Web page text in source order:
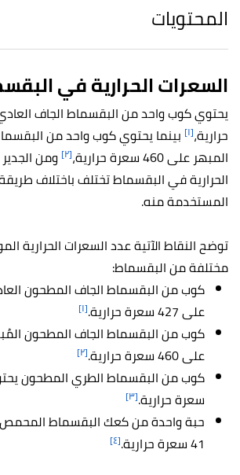
المحتويات
السعرات الحرارية في
حرارية،[١] بينما يحتوي كوب واحد من
المبهر على 460 سعرة حرارية،
[٢]
ومن
الحرارية في البقسماط تختلف باختلاف
المستخدمة منه.
توضح النقاط الآتية عدد السعرات الحرارية
مختلفة من البقسماط:
كوب من البقسماط الجاف المطحون
على 427 سعرة حرارية.
[١]
كوب من البقسماط الجاف المطحون
على 460 سعرة حرارية.
[٢]
سعرة حرارية.[٣]
حبة واحدة من كعك البقسماط
41 سعرة حرارية.
[٤]